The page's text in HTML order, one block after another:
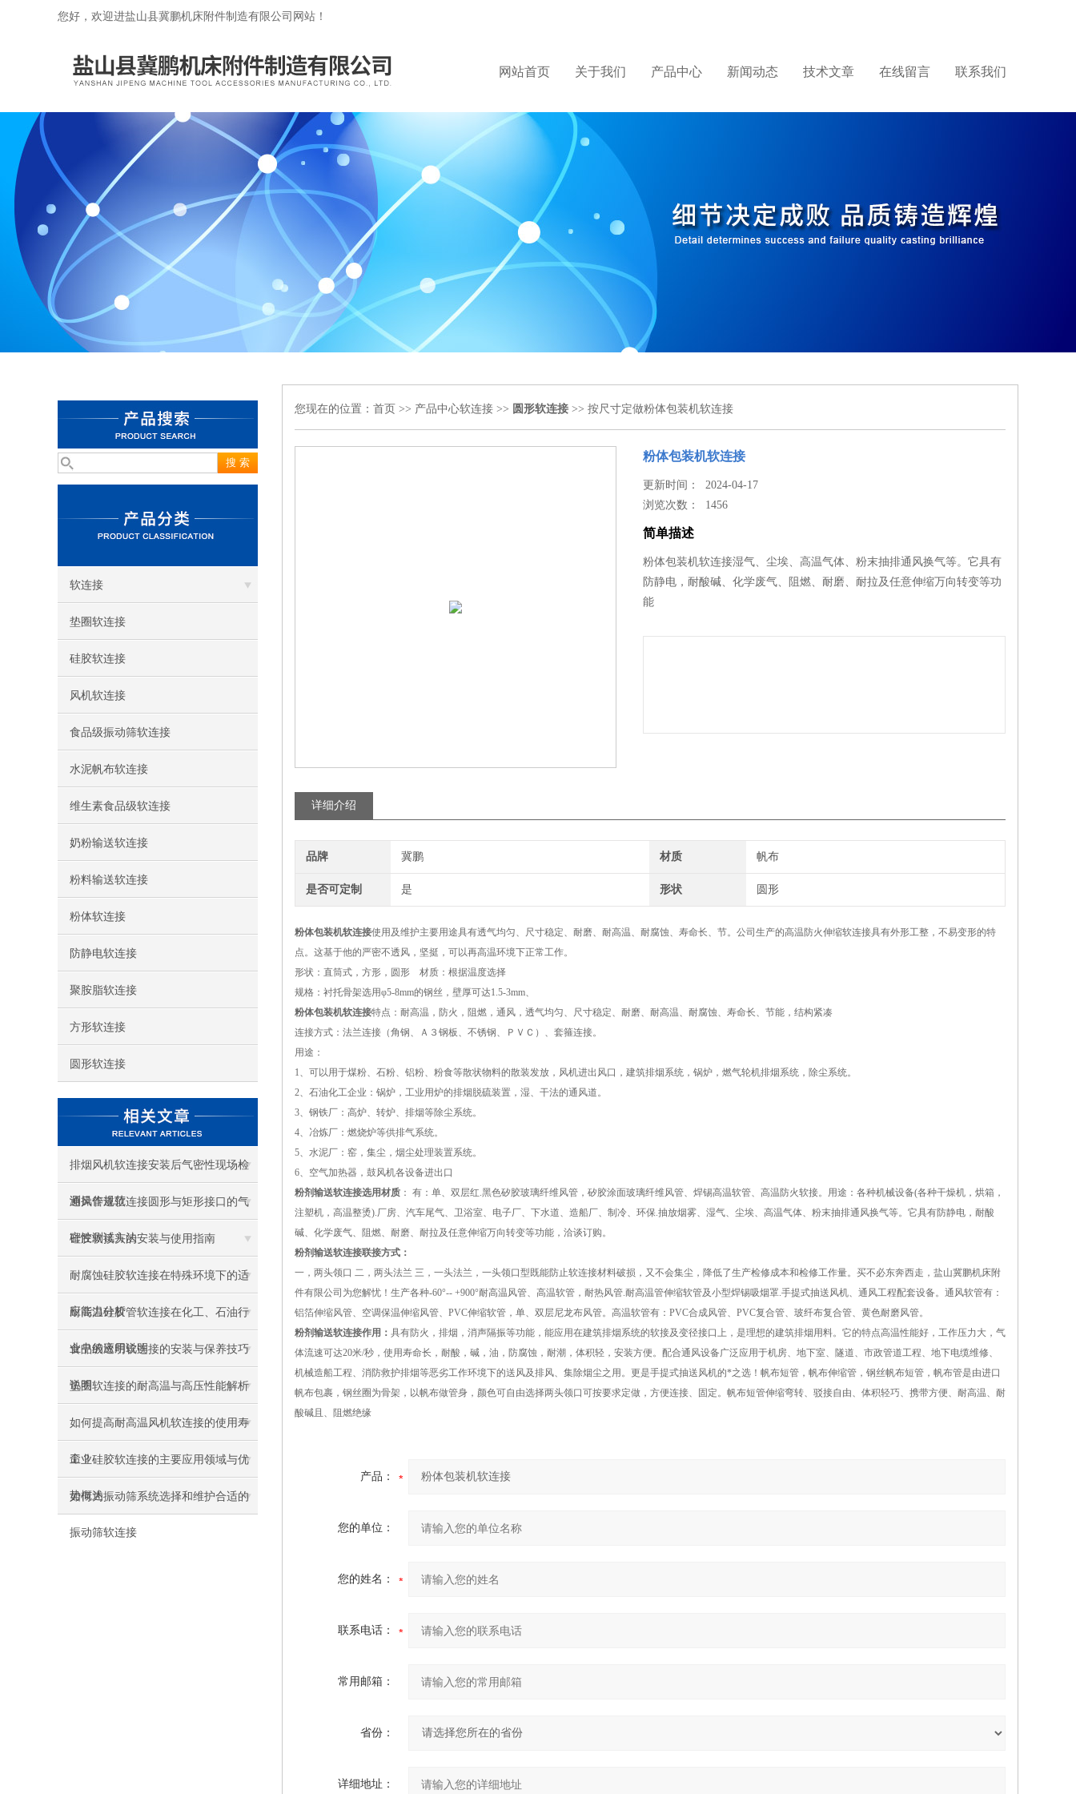
您好，欢迎进盐山县冀鹏机床附件制造有限公司网站！
网站首页 关于我们 产品中心 新闻动态 技术文章 在线留言 联系我们
软连接
垫圈软连接
硅胶软连接
风机软连接
食品级振动筛软连接
水泥帆布软连接
维生素食品级软连接
奶粉输送软连接
粉料输送软连接
粉体软连接
防静电软连接
聚胺脂软连接
方形软连接
圆形软连接
排烟风机软连接安装后气密性现场检
测操作规范
通风管道软连接圆形与矩形接口的气
密性测试方法
硅胶软接头的安装与使用指南
耐腐蚀硅胶软连接在特殊环境下的适
应能力分析
耐高温硅胶管软连接在化工、石油行
业中的应用说明
食品级透明软连接的安装与保养技巧
说明
垫圈软连接的耐高温与高压性能解析
如何提高耐高温风机软连接的使用寿
命？
工业硅胶软连接的主要应用领域与优
势概述
如何为振动筛系统选择和维护合适的
振动筛软连接
您现在的位置： 首页 >> 产品中心软连接 >> 圆形软连接 >> 按尺寸定做粉体包装机软连接
粉体包装机软连接
更新时间： 2024-04-17
浏览次数： 1456
简单描述
粉体包装机软连接湿气、尘埃、高温气体、粉末抽排通风换气等。它具有
防静电，耐酸碱、化学废气、阻燃、耐磨、耐拉及任意伸缩万向转变等功
能
详细介绍
品牌 冀鹏 材质 帆布
是否可定制 是 形状 圆形
粉体包装机软连接使用及维护主要用途具有透气均匀、尺寸稳定、耐磨、耐高温、耐腐蚀、寿命长、节。公司生产的高温防火伸缩软连接具有外形工整，不易变形的特
点。这基于他的严密不透风，坚挺，可以再高温环境下正常工作。
形状：直筒式，方形，圆形 材质：根据温度选择
规格：衬托骨架选用φ5-8mm的钢丝，壁厚可达1.5-3mm、
粉体包装机软连接特点：耐高温，防火，阻燃，通风，透气均匀、尺寸稳定、耐磨、耐高温、耐腐蚀、寿命长、节能，结构紧凑
连接方式：法兰连接（角钢、Ａ３钢板、不锈钢、ＰＶＣ）、套箍连接。
用途：
1、可以用于煤粉、石粉、铝粉、粉食等散状物料的散装发放，风机进出风口，建筑排烟系统，锅炉，燃气轮机排烟系统，除尘系统。
2、石油化工企业：锅炉，工业用炉的排烟脱硫装置，湿、干法的通风道。
3、钢铁厂：高炉、转炉、排烟等除尘系统。
4、冶炼厂：燃烧炉等供排气系统。
5、水泥厂：窑，集尘，烟尘处理装置系统。
6、空气加热器，鼓风机各设备进出口
粉剂输送软连接选用材质 ： 有：单、双层红.黑色矽胶玻璃纤维风管，矽胶涂面玻璃纤维风管、焊锡高温软管、高温防火软接。用途：各种机械设备(各种干燥机，烘箱，
注塑机，高温整烫).厂房、汽车尾气、卫浴室、电子厂、下水道、造船厂、制冷、环保.抽放烟雾、湿气、尘埃、高温气体、粉末抽排通风换气等。它具有防静电，耐酸
碱、化学废气、阻燃、耐磨、耐拉及任意伸缩万向转变等功能，洽谈订购。
粉剂输送软连接联接方式：
一，两头领口 二，两头法兰 三，一头法兰，一头领口型既能防止软连接材料破损，又不会集尘，降低了生产检修成本和检修工作量。买不必东奔西走，盐山冀鹏机床附
件有限公司为您解忧！生产各种-60°-- +900°耐高温风管、高温软管，耐热风管.耐高温管伸缩软管及小型焊锡吸烟罩.手提式抽送风机、通风工程配套设备。通风软管有：
铝箔伸缩风管、空调保温伸缩风管、PVC伸缩软管，单、双层尼龙布风管。高温软管有：PVC合成风管、PVC复合管、玻纤布复合管、黄色耐磨风管。
粉剂输送软连接作用： 具有防火，排烟，消声隔振等功能，能应用在建筑排烟系统的软接及变径接口上，是理想的建筑排烟用料。它的特点高温性能好，工作压力大，气
体流速可达20米/秒，使用寿命长，耐酸，碱，油，防腐蚀，耐潮，体积轻，安装方便。配合通风设备广泛应用于机房、地下室、隧道、市政管道工程、地下电缆维修、
机械造船工程、消防救护排烟等恶劣工作环境下的送风及排风、集除烟尘之用。更是手提式抽送风机的*之选！帆布短管，帆布伸缩管，钢丝帆布短管，帆布管是由进口
帆布包裹，钢丝圈为骨架，以帆布做管身，颜色可自由选择两头领口可按要求定做，方便连接、固定。帆布短管伸缩弯转、驳接自由、体积轻巧、携带方便、耐高温、耐
酸碱且、阻燃绝缘
产品：
您的单位：
您的姓名：
联系电话：
常用邮箱：
省份：
详细地址：